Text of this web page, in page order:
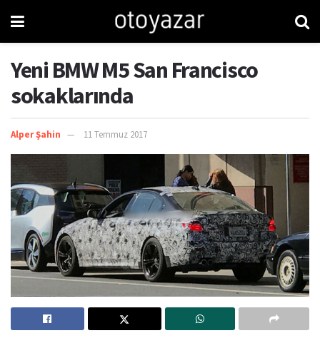
Yeni BMW M5 San Francisco
sokaklarında
Alper Şahin 11 Temmuz 2017